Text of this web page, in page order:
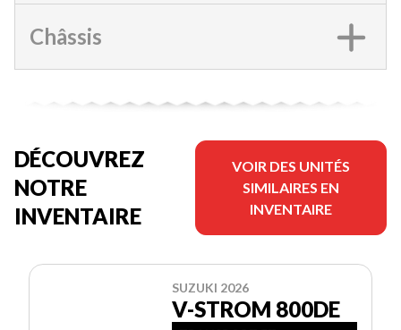
Châssis
DÉCOUVREZ
NOTRE
INVENTAIRE
VOIR DES UNITÉS
SIMILAIRES EN
INVENTAIRE
SUZUKI 2026
V-STROM 800DE